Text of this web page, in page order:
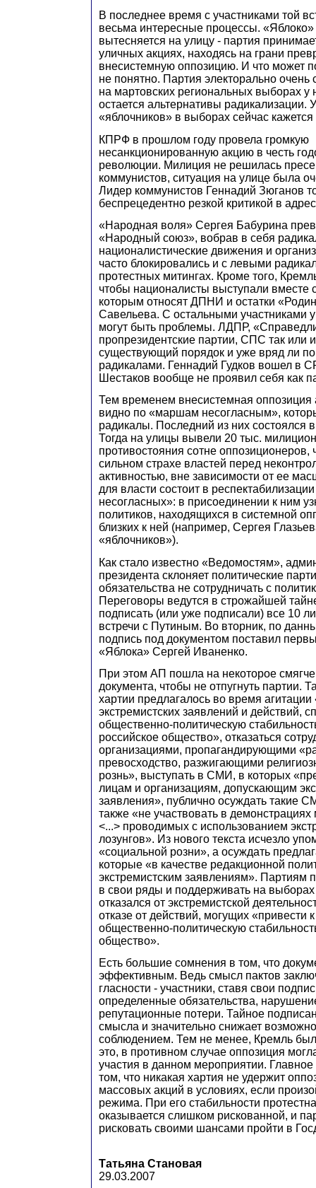
В последнее время с участниками той
весьма интересные процессы. «Яблоко»
вытесняется на улицу - партия
уличных акциях, находясь на грани
внесистемную оппозицию. И что может
не понятно. Партия электорально очень
на мартовских региональных выборах у
остается альтернативы радикализации.
«яблочников» в выборах сейчас
КПРФ в прошлом году провела громкую
несанкционированную акцию в честь
революции. Милиция не решилась
коммунистов, ситуация на улице была
Лидер коммунистов Геннадий Зюганов
беспрецедентно резкой критикой в
«Народная воля» Сергея Бабурина
«Народный союз», вобрав в себя
националистические движения и
часто блокировались и с левыми
протестных митингах. Кроме того,
чтобы националисты выступали вместе
которым относят ДПНИ и остатки
Савельева. С остальными участниками
могут быть проблемы. ЛДПР,
пропрезидентские партии, СПС так или
существующий порядок и уже вряд ли
радикалами. Геннадий Гудков вошел в
Шестаков вообще не проявил себя как
Тем временем внесистемная оппозиция
видно по «маршам несогласным»,
радикалы. Последний из них состоялся
Тогда на улицы вывели 20 тыс.
противостояния сотне оппозиционеров,
сильном страхе властей перед
активностью, вне зависимости от ее
для власти состоит в
несогласных»: в присоединении к ним
политиков, находящихся в системной
близких к ней (например, Сергея
«яблочников»).
Как стало известно «Ведомостям»,
президента склоняет политические
обязательства не сотрудничать с
Переговоры ведутся в строжайшей
подписать (или уже подписали) все 10
встречи с Путиным. Во вторник, по
подпись под документом поставил
«Яблока» Сергей Иваненко.
При этом АП пошла на некоторое
документа, чтобы не отпугнуть партии.
хартии предлагалось во время агитации
экстремистских заявлений и действий,
общественно-политическую
российское общество», отказаться
организациями, пропагандирующими
превосходство, разжигающими
рознь», выступать в СМИ, в которых
лицам и организациям, допускающим
заявления», публично осуждать такие
также «не участвовать в
<...> проводимых с использованием
лозунгов». Из нового текста исчезло
«социальной розни», а осуждать
которые «в качестве редакционной
экстремистским заявлениям». Партиям
в свои ряды и поддерживать на выборах
отказался от экстремистской
отказе от действий, могущих «привести
общественно-политическую
общество».
Есть большие сомнения в том, что
эффективным. Ведь смысл пактов
гласности - участники, ставя свои
определенные обязательства,
репутационные потери. Тайное
смысла и значительно снижает
соблюдением. Тем не менее, Кремль
это, в противном случае оппозиция
участия в данном мероприятии.
том, что никакая хартия не удержит
массовых акций в условиях, если
режима. При его стабильности
оказывается слишком рискованной, и
рисковать своими шансами пройти в
Татьяна Становая
29.03.2007